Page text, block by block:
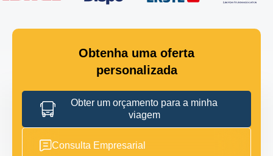
Obtenha uma oferta
personalizada
Obter um orçamento para a minha
viagem
Consulta Empresarial